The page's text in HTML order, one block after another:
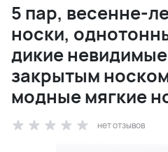
5 пар, весенне-
носки,
дикие
закрытым
модные мягкие
нет отзывов